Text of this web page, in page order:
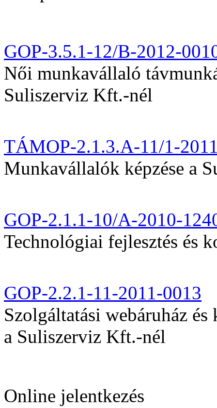
GOP-3.5.1-12/B-2012-
Női munkavállaló
Suliszerviz Kft.-nél
TÁMOP-2.1.3.A-11/1-
Munkavállalók képzése a
GOP-2.1.1-10/A-2010-
Technológiai fejlesztés és
GOP-2.2.1-11-2011-0013
Szolgáltatási webáruház
a Suliszerviz Kft.-nél
Online jelentkezés